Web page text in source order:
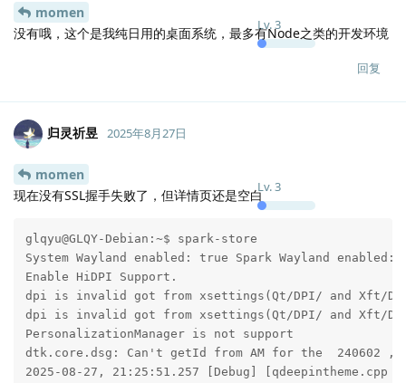
Lv.3
momen
没有哦，这个是我纯日用的桌面系统，最多有Node之类的开发环境
回复
归灵祈昱
Lv.3
2025年8月27日
momen
现在没有SSL握手失败了，但详情页还是空白
glqyu@GLQY-Debian:~$ spark-store
System Wayland enabled: true Spark Wayland enabled:
Enable HiDPI Support.
dpi is invalid got from xsettings(Qt/DPI/ and Xft/
dpi is invalid got from xsettings(Qt/DPI/ and Xft/
PersonalizationManager is not support
dtk.core.dsg: Can't getId from AM for the  240602 ,
2025-08-27, 21:25:51.257 [Debug]